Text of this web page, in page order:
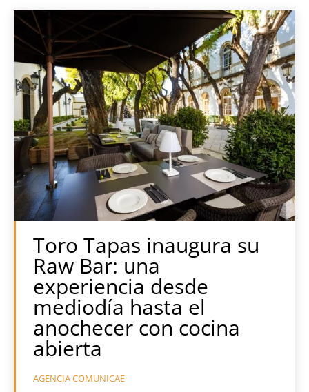
Toro Tapas inaugura su
Raw Bar: una
experiencia desde
mediodía hasta el
anochecer con cocina
abierta
AGENCIA COMUNICAE